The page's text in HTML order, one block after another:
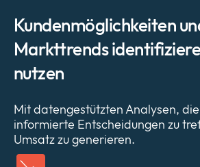
Kundenmöglichkeiten
Markttrends
nutzen
Mit datengestützten Analysen,
informierte Entscheidungen zu
Umsatz zu generieren.